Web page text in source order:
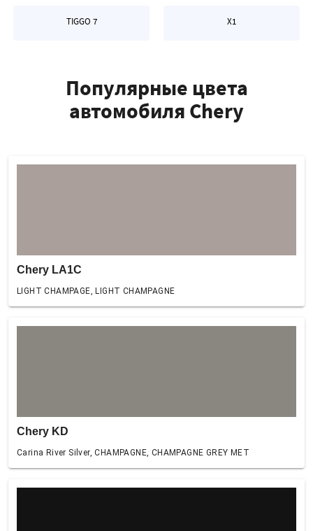
TIGGO 7 X1
Популярные цвета
автомобиля Chery
Chery LA1C
LIGHT CHAMPAGE, LIGHT CHAMPAGNE
Chery KD
Carina River Silver, CHAMPAGNE, CHAMPAGNE GREY MET